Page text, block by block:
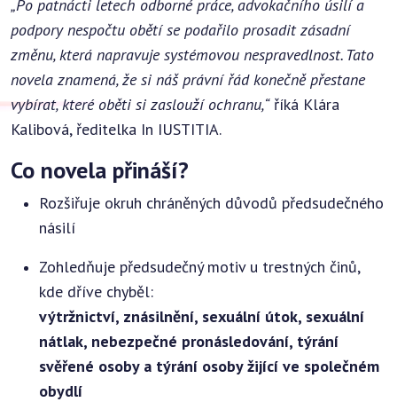
„Po patnácti letech odborné práce, advokačního úsilí a
podpory nespočtu obětí se podařilo prosadit zásadní
změnu, která napravuje systémovou nespravedlnost. Tato
novela znamená, že si náš právní řád konečně přestane
vybírat, které oběti si zaslouží ochranu,“říká Klára
Kalibová, ředitelka In IUSTITIA.
Co novela přináší?
Rozšiřuje okruh chráněných důvodů předsudečného
násilí
Zohledňuje předsudečný motiv u trestných činů,
kde dříve chyběl:
výtržnictví, znásilnění, sexuální útok, sexuální
nátlak, nebezpečné pronásledování, týrání
svěřené osoby a týrání osoby žijící ve společném
obydlí